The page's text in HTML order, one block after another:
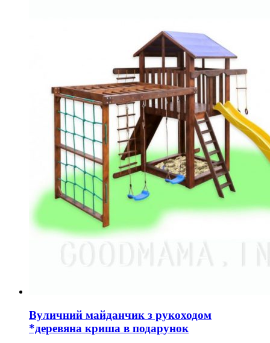
Вуличний майданчик з рукоходом
*деревяна криша в подарунок